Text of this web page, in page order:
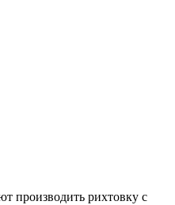
производить рихтовку с